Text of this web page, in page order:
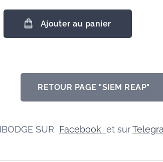
Ajouter au panier
RETOUR PAGE "SIEM REAP"
SUR Facebook et sur